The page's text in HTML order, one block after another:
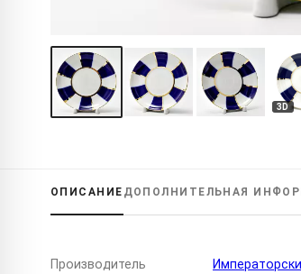
3D
ОПИСАНИЕ ДОПОЛНИТЕЛЬНАЯ
Производитель